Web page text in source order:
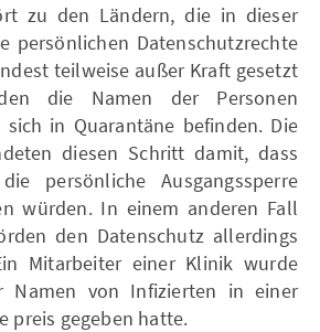
zu den Ländern, die in dieser
persönlichen Datenschutzrechte
teilweise außer Kraft gesetzt
die Namen der Personen
in Quarantäne befinden. Die
diesen Schritt damit, dass
persönliche Ausgangssperre
würden. In einem anderen Fall
den Datenschutz allerdings
Mitarbeiter einer Klinik wurde
Namen von Infizierten in einer
preis gegeben hatte.